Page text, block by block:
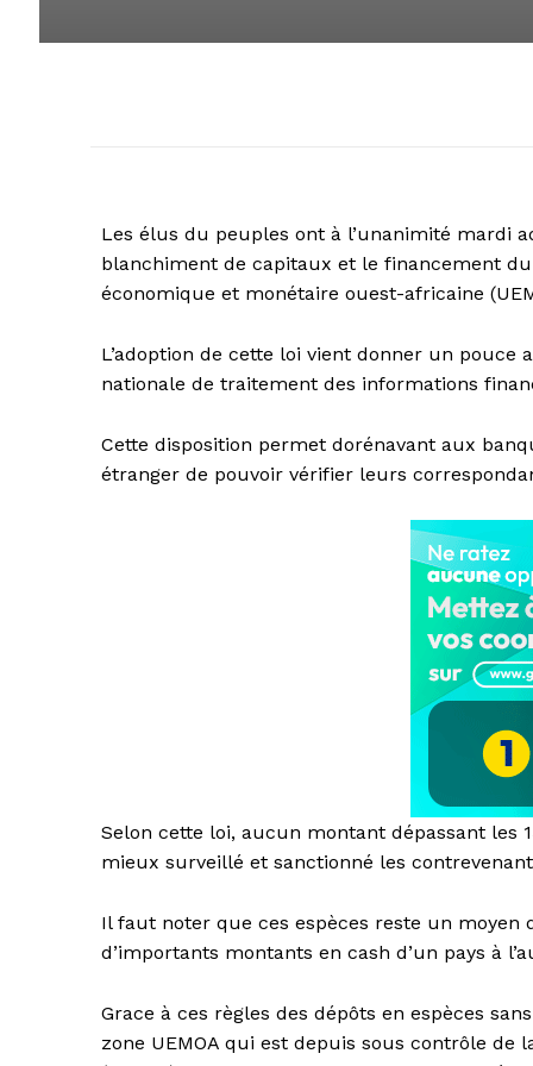
Les élus du peuples ont à l’unanimité mardi
blanchiment de capitaux et le financement
économique et monétaire ouest-africaine
L’adoption de cette loi vient donner un
nationale de traitement des informations
Cette disposition permet dorénavant aux
étranger de pouvoir vérifier leurs
Selon cette loi, aucun montant dépassant les
mieux surveillé et sanctionné les
Il faut noter que ces espèces reste un moyen
d’importants montants en cash d’un pays à
Grace à ces règles des dépôts en espèces
zone UEMOA qui est depuis sous contrôle de